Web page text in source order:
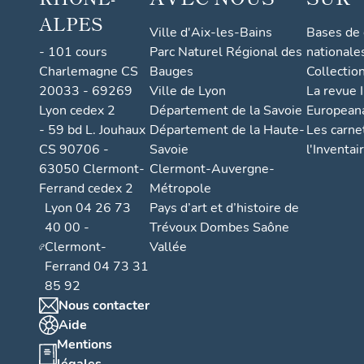
ALPES
- 101 cours
Charlemagne CS
20033 - 69269
Lyon cedex 2
- 59 bd L. Jouhaux
CS 90706 -
63050 Clermont-
Ferrand cedex 2
Lyon 04 26 73
40 00 -
Clermont-
Ferrand 04 73 31
85 92
Nous contacter
Aide
Mentions
Ville d'Aix-les-Bains
Parc Naturel Régional des
Bauges
Ville de Lyon
Département de la Savoie
Département de la Haute-
Savoie
Clermont-Auvergne-
Métropole
Pays d’art et d’histoire de
Trévoux Dombes Saône
Vallée
Bases
La revue
Les